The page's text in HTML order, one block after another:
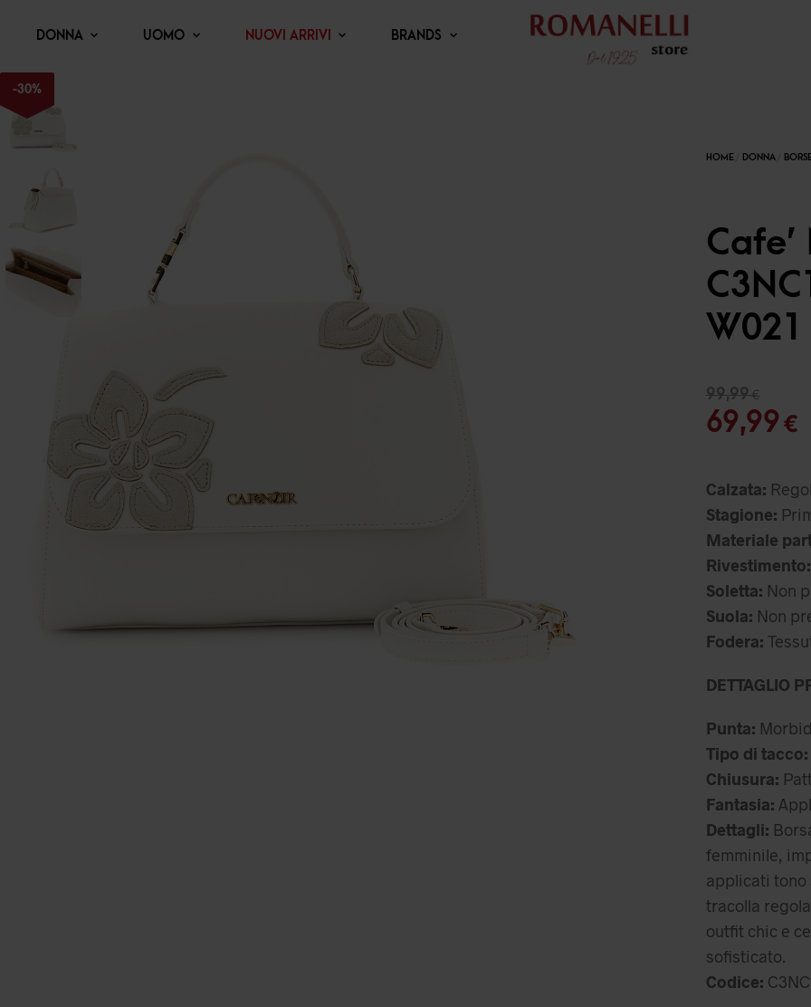
DONNA UOMO NUOVI ARRIVI BRANDS
-30%
99,99€
69,99€
Calzata:
Stagione:
Materiale
Rivestimento:
Soletta: Non
Suola: Non
Fodera:
DETTAGLIO
Punta:
Tipo di tacco:
Chiusura:
Fantasia:
Dettagli:
femminile,
applicati tono
tracolla
outfit chic e
sofisticato.
Codice: